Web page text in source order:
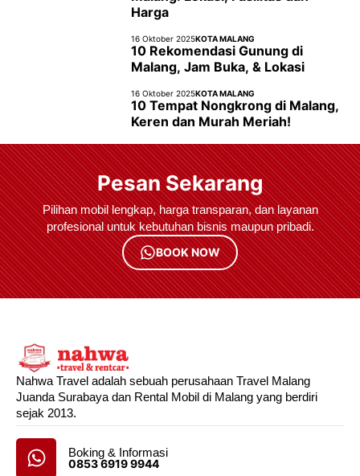
Harga
16 Oktober 2025KOTA MALANG
10 Rekomendasi Gunung di
Malang, Jam Buka, & Lokasi
16 Oktober 2025KOTA MALANG
10 Tempat Nongkrong di Malang,
Keren dan Murah Meriah!
Pesan Sekarang
Pilihan mobil lengkap, harga transparan, dan layanan
profesional untuk kebutuhan bisnis maupun pribadi.
BOOK NOW
Nahwa Travel adalah sebuah perusahaan Travel Malang
Juanda Surabaya dan Rental Mobil di Malang yang berdiri
sejak 2013.
Boking & Informasi
0853 6919 9944